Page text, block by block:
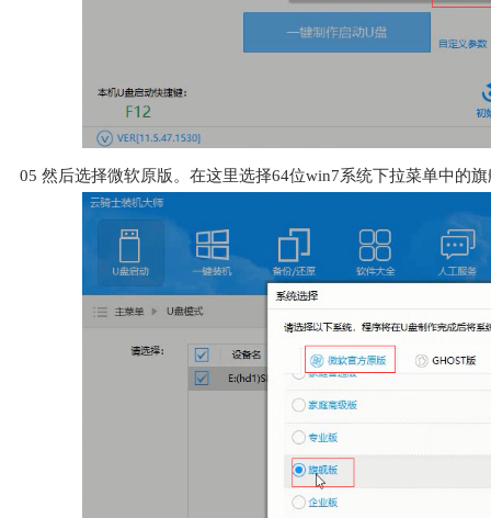
05 然后选择微软原版。在这里选择64位win7系统下拉菜单中的